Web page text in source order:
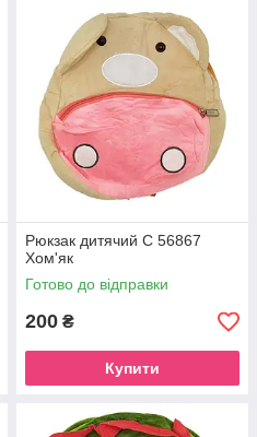
Рюкзак дитячий C 56867
Хом'як
Готово до відправки
200 ₴
Купити